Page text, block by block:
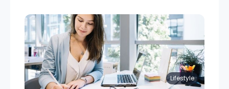
Lifestyle